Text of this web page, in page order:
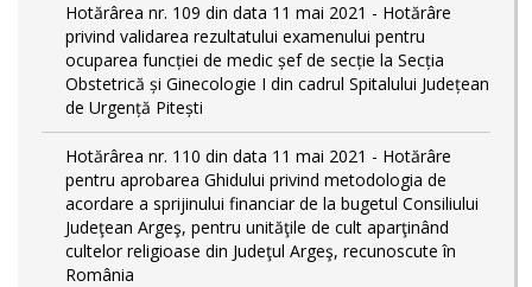
Hotărârea nr. 109 din data 11 mai 2021 - Hotărâre
privind validarea rezultatului examenului pentru
ocuparea funcției de medic șef de secție la Secția
Obstetrică și Ginecologie I din cadrul Spitalului Județean
de Urgență Pitești
Hotărârea nr. 110 din data 11 mai 2021 - Hotărâre
pentru aprobarea Ghidului privind metodologia de
acordare a sprijinului financiar de la bugetul Consiliului
Judeţean Argeş, pentru unităţile de cult aparţinând
cultelor religioase din Judeţul Argeş, recunoscute în
România